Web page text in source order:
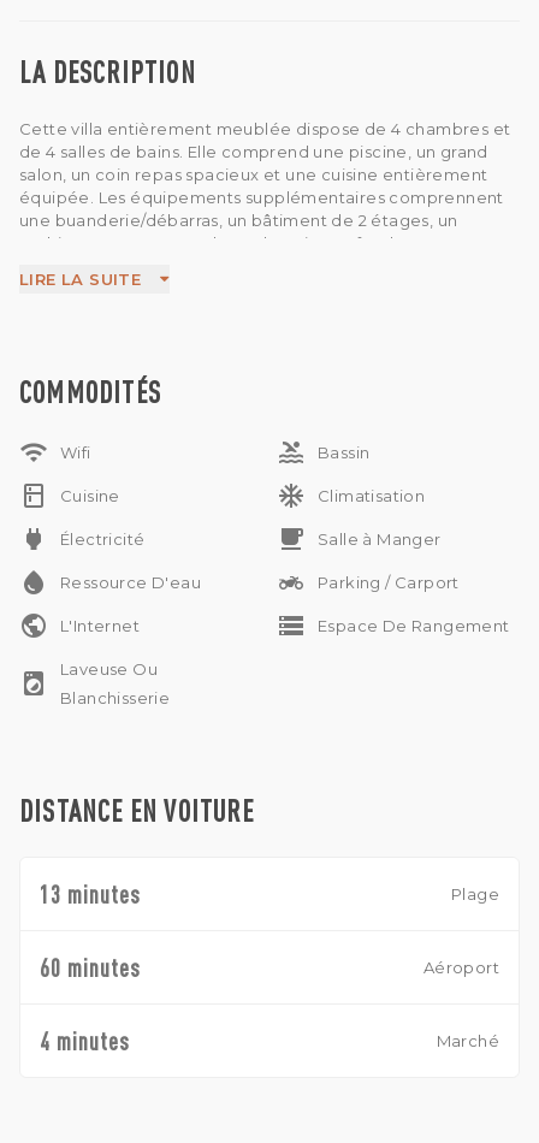
LA DESCRIPTION
Cette villa entièrement meublée dispose de 4 chambres et
de 4 salles de bains. Elle comprend une piscine, un grand
salon, un coin repas spacieux et une cuisine entièrement
équipée. Les équipements supplémentaires comprennent
une buanderie/débarras, un bâtiment de 2 étages, un
parking et une source d'eau de puits profond.
LIRE LA SUITE
COMMODITÉS
wifi Wifi pool Bassin
kitchen Cuisine ac_unit Climatisation
power Électricité free_breakfast Salle à Manger
water_drop Ressource D'eau two_wheeler Parking / Carport
public L'Internet storage Espace De Rangement
local_laundry_service
Laveuse Ou
Blanchisserie
DISTANCE EN VOITURE
13 minutes Plage
60 minutes Aéroport
4 minutes Marché